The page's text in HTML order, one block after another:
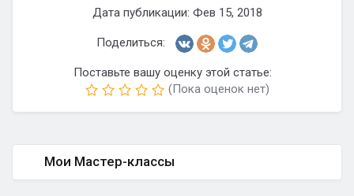
Дата публикации: Фев 15, 2018
Поделиться:
Поставьте вашу оценку этой статье:
(Пока оценок нет)
Мои Мастер-классы